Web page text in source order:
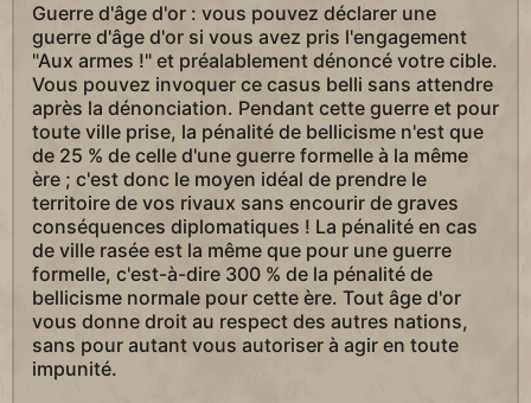
Guerre d'âge d'or : vous pouvez déclarer une
guerre d'âge d'or si vous avez pris l'engagement
"Aux armes !" et préalablement dénoncé votre cible.
Vous pouvez invoquer ce casus belli sans attendre
après la dénonciation. Pendant cette guerre et pour
toute ville prise, la pénalité de bellicisme n'est que
de 25 % de celle d'une guerre formelle à la même
ère ; c'est donc le moyen idéal de prendre le
territoire de vos rivaux sans encourir de graves
conséquences diplomatiques ! La pénalité en cas
de ville rasée est la même que pour une guerre
formelle, c'est-à-dire 300 % de la pénalité de
bellicisme normale pour cette ère. Tout âge d'or
vous donne droit au respect des autres nations,
sans pour autant vous autoriser à agir en toute
impunité.